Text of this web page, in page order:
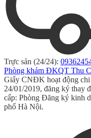
Trực sản (24/24):
Phòng khám ĐKQT Thu
Giấy CNĐK hoạt động chi
24/01/2019, đăng ký thay
cấp: Phòng Đăng ký kinh
phố Hà Nội.